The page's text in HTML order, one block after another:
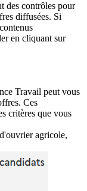
des contrôles pour
diffusées. Si
en cliquant sur
Travail peut vous
Ces
critères que vous
agricole,